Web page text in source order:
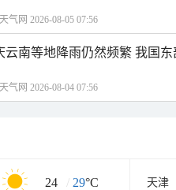
气网 2026-08-05 07:56
云南等地降雨仍然频繁 我国
气网 2026-08-04 07:56
24 / 29°C 天津